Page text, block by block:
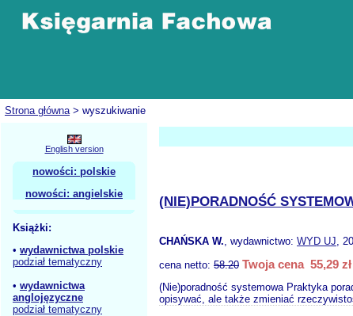
Strona główna> wyszukiwanie
English version
nowości: polskie
nowości: angielskie
Książki:
• wydawnictwa polskie
podział tematyczny
• wydawnictwa
anglojęzyczne
podział tematyczny
(NIE)PORADNOŚĆ
CHAŃSKA W., wydawnictwo: WYD UJ,
cena netto: 58.20 Twoja cena 55,29 zł
(Nie)poradność systemowa Praktyka
opisywać, ale także zmieniać